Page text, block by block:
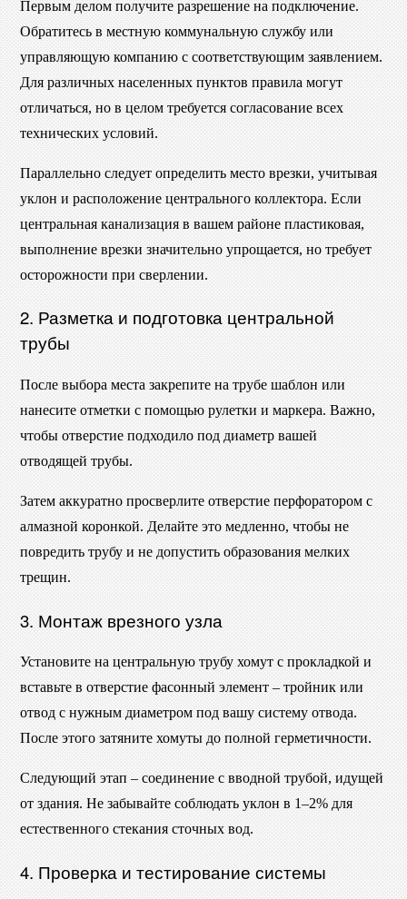
Первым делом получите разрешение на подключение.
Обратитесь в местную коммунальную службу или
управляющую компанию с соответствующим заявлением.
Для различных населенных пунктов правила могут
отличаться, но в целом требуется согласование всех
технических условий.
Параллельно следует определить место врезки, учитывая
уклон и расположение центрального коллектора. Если
центральная канализация в вашем районе пластиковая,
выполнение врезки значительно упрощается, но требует
осторожности при сверлении.
2. Разметка и подготовка центральной
трубы
После выбора места закрепите на трубе шаблон или
нанесите отметки с помощью рулетки и маркера. Важно,
чтобы отверстие подходило под диаметр вашей
отводящей трубы.
Затем аккуратно просверлите отверстие перфоратором с
алмазной коронкой. Делайте это медленно, чтобы не
повредить трубу и не допустить образования мелких
трещин.
3. Монтаж врезного узла
Установите на центральную трубу хомут с прокладкой и
вставьте в отверстие фасонный элемент – тройник или
отвод с нужным диаметром под вашу систему отвода.
После этого затяните хомуты до полной герметичности.
Следующий этап – соединение с вводной трубой, идущей
от здания. Не забывайте соблюдать уклон в 1–2% для
естественного стекания сточных вод.
4. Проверка и тестирование системы